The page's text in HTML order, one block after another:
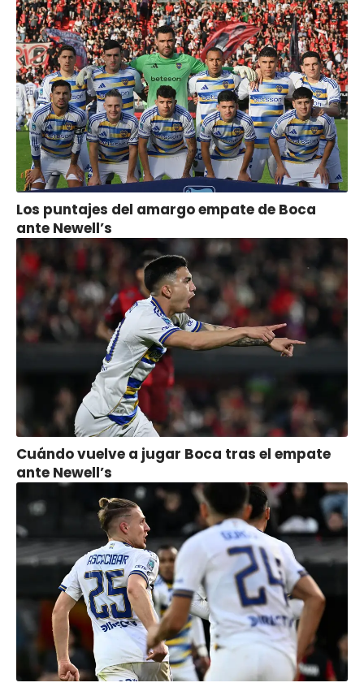
Los puntajes del amargo empate de Boca
ante Newell’s
Cuándo vuelve a jugar Boca tras el empate
ante Newell’s